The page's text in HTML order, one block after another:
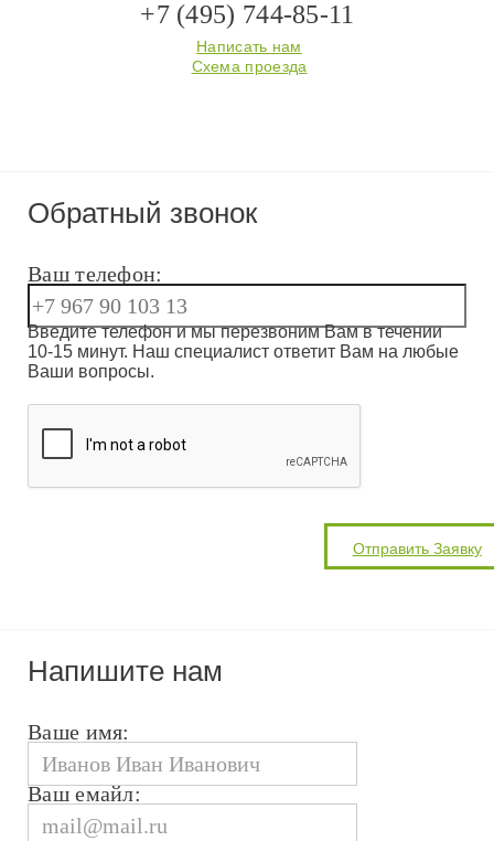
+7 (495) 744-85-11
Написать нам
Схема проезда
Обратный звонок
Ваш телефон:
Введите телефон и мы перезвоним Вам в течении
10-15 минут. Наш специалист ответит Вам на любые
Ваши вопросы.
Напишите нам
Ваше имя:
Ваш емайл: